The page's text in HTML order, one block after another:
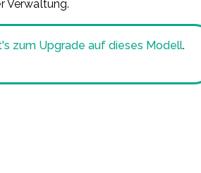
Verwaltung.
zum Upgrade auf dieses Modell.